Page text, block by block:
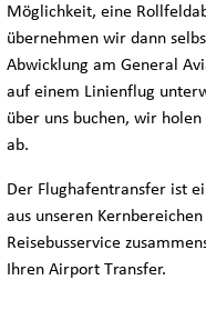
Möglichkeit, eine
übernehmen wir dann
Abwicklung am General
auf einem Linienflug
über uns buchen, wir
ab.
Der Flughafentransfer ist
aus unseren
Reisebusservice
Ihren Airport Transfer.